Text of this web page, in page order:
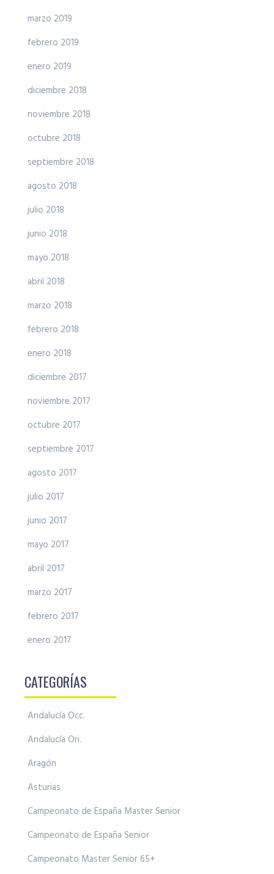
marzo 2019
febrero 2019
enero 2019
diciembre 2018
noviembre 2018
octubre 2018
septiembre 2018
agosto 2018
julio 2018
junio 2018
mayo 2018
abril 2018
marzo 2018
febrero 2018
enero 2018
diciembre 2017
noviembre 2017
octubre 2017
septiembre 2017
agosto 2017
julio 2017
junio 2017
mayo 2017
abril 2017
marzo 2017
febrero 2017
enero 2017
CATEGORÍAS
Andalucía Occ.
Andalucía Ori.
Aragón
Asturias
Campeonato de España Master Senior
Campeonato de España Senior
Campeonato Master Senior 65+